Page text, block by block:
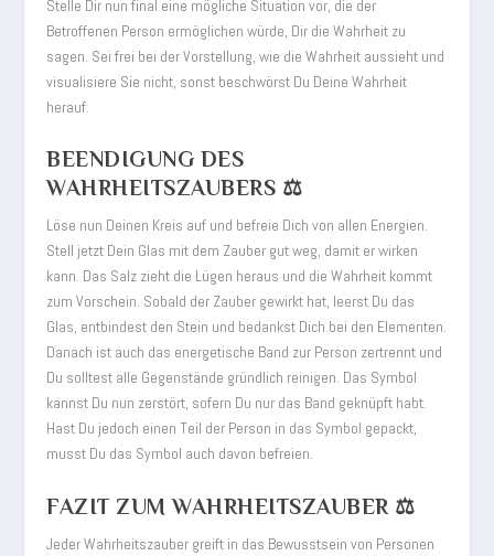
Stelle Dir nun final eine mögliche Situation vor, die der
Betroffenen Person ermöglichen würde, Dir die Wahrheit zu
sagen. Sei frei bei der Vorstellung, wie die Wahrheit aussieht und
visualisiere Sie nicht, sonst beschwörst Du Deine Wahrheit
herauf.
BEENDIGUNG DES
WAHRHEITSZAUBERS ⚖️
Löse nun Deinen Kreis auf und befreie Dich von allen Energien.
Stell jetzt Dein Glas mit dem Zauber gut weg, damit er wirken
kann. Das Salz zieht die Lügen heraus und die Wahrheit kommt
zum Vorschein. Sobald der Zauber gewirkt hat, leerst Du das
Glas, entbindest den Stein und bedankst Dich bei den Elementen.
Danach ist auch das energetische Band zur Person zertrennt und
Du solltest alle Gegenstände gründlich reinigen. Das Symbol
kannst Du nun zerstört, sofern Du nur das Band geknüpft habt.
Hast Du jedoch einen Teil der Person in das Symbol gepackt,
musst Du das Symbol auch davon befreien.
FAZIT ZUM WAHRHEITSZAUBER ⚖️
Jeder Wahrheitszauber greift in das Bewusstsein von Personen